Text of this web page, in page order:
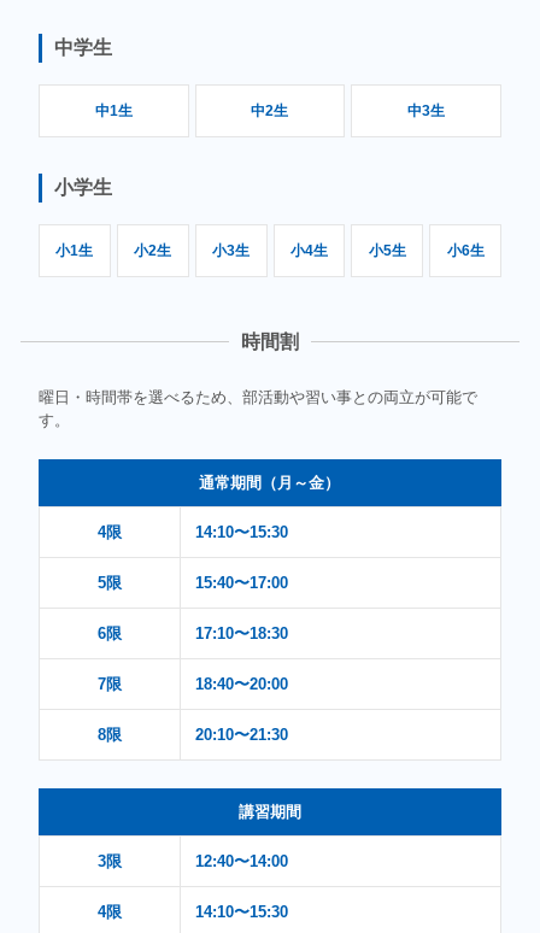
中学生
中1生 中2生 中3生
小学生
小1生 小2生 小3生 小4生 小5生 小6生
時間割
曜日・時間帯を選べるため、部活動や習い事との両立が可能で
す。
通常期間（月～金）
4限 14:10〜15:30
5限 15:40〜17:00
6限 17:10〜18:30
7限 18:40〜20:00
8限 20:10〜21:30
講習期間
3限 12:40〜14:00
4限 14:10〜15:30